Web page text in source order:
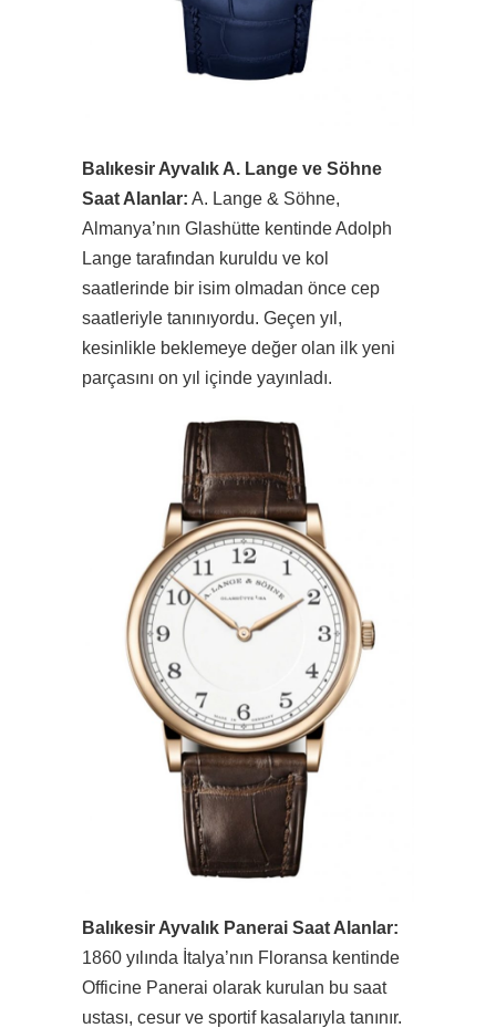
Balıkesir Ayvalık A. Lange ve Söhne
Saat Alanlar: A. Lange & Söhne,
Almanya’nın Glashütte kentinde Adolph
Lange tarafından kuruldu ve kol
saatlerinde bir isim olmadan önce cep
saatleriyle tanınıyordu. Geçen yıl,
kesinlikle beklemeye değer olan ilk yeni
parçasını on yıl içinde yayınladı.
Balıkesir Ayvalık Panerai Saat Alanlar:
1860 yılında İtalya’nın Floransa kentinde
Officine Panerai olarak kurulan bu saat
ustası, cesur ve sportif kasalarıyla tanınır.